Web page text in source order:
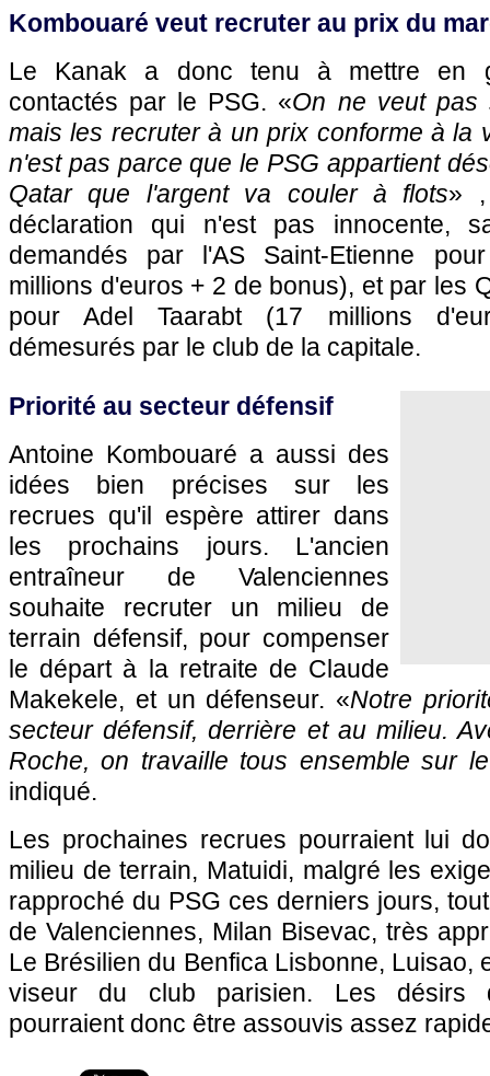
Kombouaré veut recruter au prix du
Le Kanak a donc tenu à mettre en
contactés par le PSG. «On ne veut pas
mais les recruter à un prix conforme à la
n'est pas parce que le PSG appartient
Qatar que l'argent va couler à flots» ,
déclaration qui n'est pas innocente,
demandés par l'AS Saint-Etienne
millions d'euros + 2 de bonus), et par les
pour Adel Taarabt (17 millions
démesurés par le club de la capitale.
Priorité au secteur défensif
Antoine Kombouaré a aussi des
idées bien précises sur les
recrues qu'il espère attirer dans
les prochains jours. L'ancien
entraîneur de Valenciennes
souhaite recruter un milieu de
terrain défensif, pour compenser
le départ à la retraite de Claude
Makekele, et un défenseur. «Notre
secteur défensif, derrière et au milieu.
Roche, on travaille tous ensemble sur
indiqué.
Les prochaines recrues pourraient lui
milieu de terrain, Matuidi, malgré les
rapproché du PSG ces derniers jours,
de Valenciennes, Milan Bisevac, très
Le Brésilien du Benfica Lisbonne, Luisao,
viseur du club parisien. Les désirs
pourraient donc être assouvis assez